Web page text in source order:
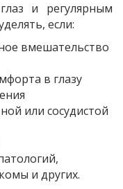
и регулярным
если:
вмешательство
в глазу
или сосудистой
и других.